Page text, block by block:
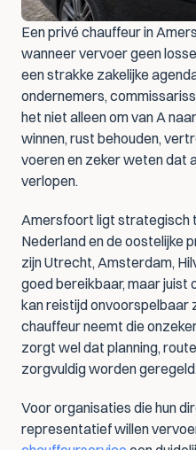
Een privé chauffeur in
wanneer vervoer geen
een strakke zakelijke
ondernemers,
het niet alleen om van A
winnen, rust behouden,
voeren en zeker weten dat
verlopen.
Amersfoort ligt strategisch
Nederland en de oostelijke
zijn Utrecht, Amsterdam,
goed bereikbaar, maar juist
kan reistijd onvoorspelbaar
chauffeur neemt die
zorgt wel dat planning,
zorgvuldig worden
Voor organisaties die hun
representatief willen